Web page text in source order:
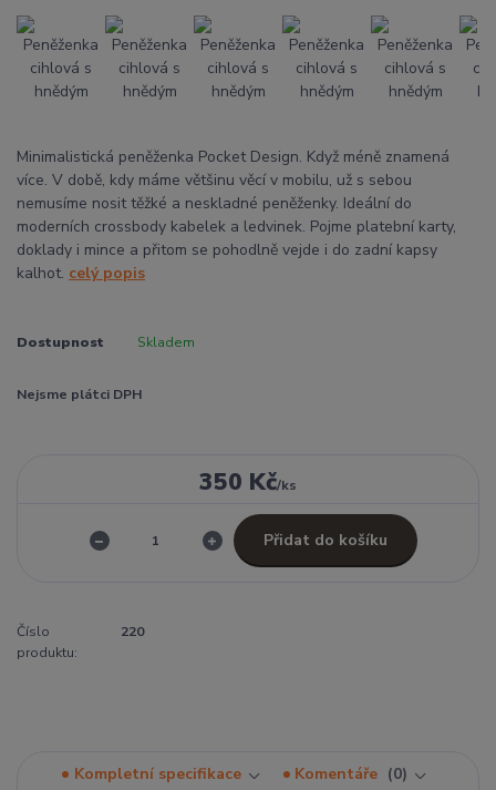
Minimalistická peněženka Pocket Design. Když méně znamená
více. V době, kdy máme většinu věcí v mobilu, už s sebou
nemusíme nosit těžké a neskladné peněženky. Ideální do
moderních crossbody kabelek a ledvinek. Pojme platební karty,
doklady i mince a přitom se pohodlně vejde i do zadní kapsy
kalhot. celý popis
Dostupnost Skladem
Nejsme plátci DPH
350 Kč/ks
Přidat do košíku
Číslo
produktu:
220
Kompletní specifikace Komentáře
0